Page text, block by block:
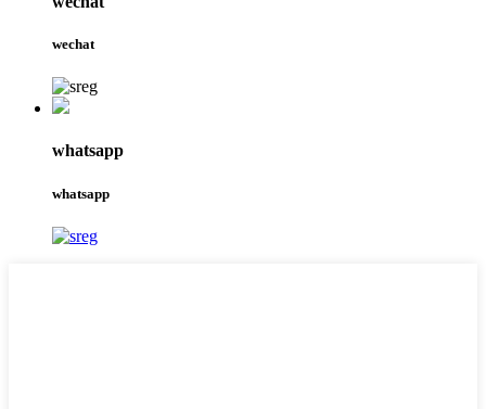
wechat
whatsapp
whatsapp